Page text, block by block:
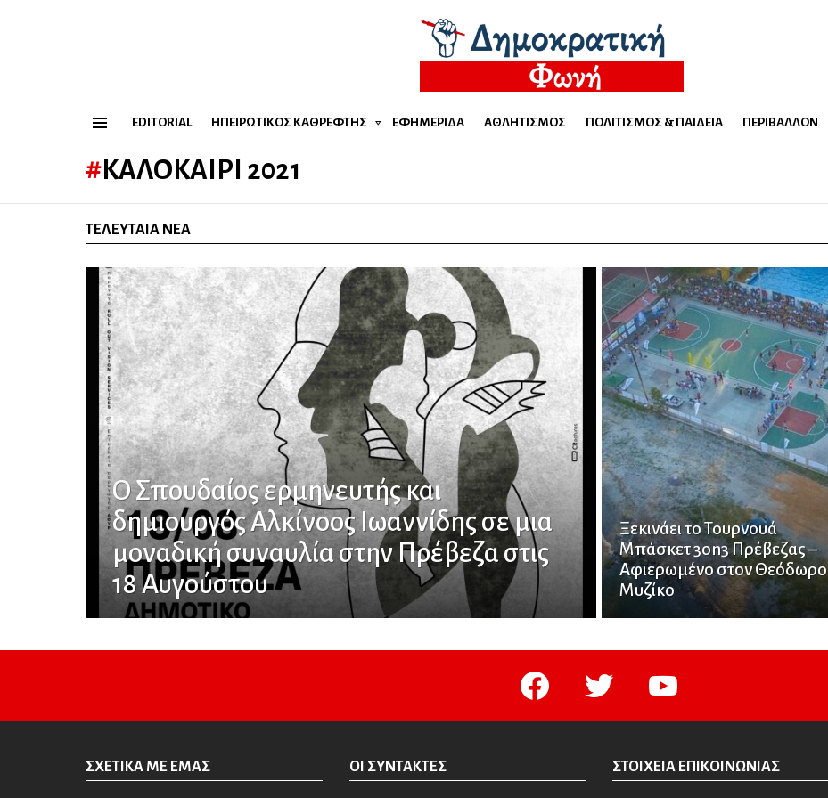
EDITORIAL ΗΠΕΙΡΏΤΙΚΟΣ ΚΑΘΡΈΦΤΗΣ ΕΦΗΜΕΡΊΔΑ ΑΘΛΗΤΙΣΜΌΣ ΠΟΛΙΤΙΣΜΌΣ & ΠΑΙΔΕΊΑ ΠΕΡΙΒΆΛΛΟΝ
ΚΑΛΟΚΑΊΡΙ 2021
ΤΕΛΕΥΤΑΊΑ ΝΈΑ
Ο Σπουδαίος ερμηνευτής και
δημιουργός Αλκίνοος Ιωαννίδης σε μια
μοναδική συναυλία στην Πρέβεζα στις
18 Αυγούστου
Ξεκινάει το Τουρνουά
Μπάσκετ 3on3 Πρέβεζας –
Αφιερωμένο στον Θεόδωρο
Μυζίκο
facebook twitter youtube
ΣΧΕΤΙΚΆ ΜΕ ΕΜΆΣ ΟΙ ΣΥΝΤΆΚΤΕΣ ΣΤΟΙΧΕΊΑ ΕΠΙΚΟΙΝΩΝΊΑΣ